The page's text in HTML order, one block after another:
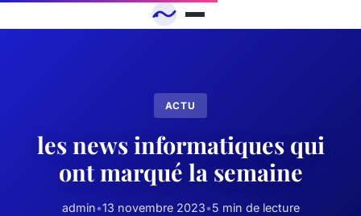
ACTU
les news informatiques qui
ont marqué la semaine
admin•13 novembre 2023•5 min de lecture